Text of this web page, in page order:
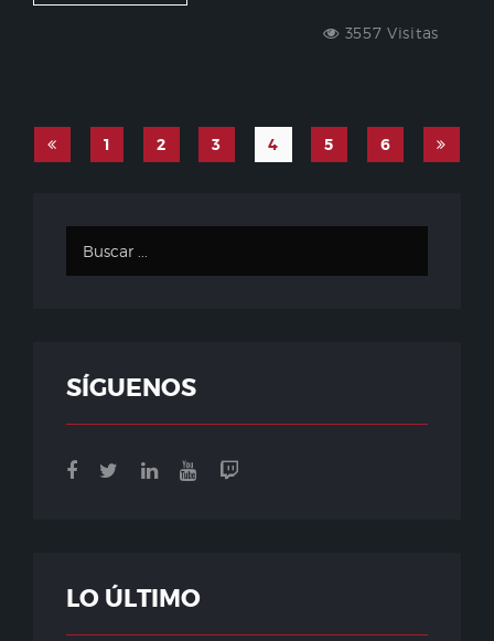
3557 Visitas
1 2 3 4 5 6
SÍGUENOS
LO ÚLTIMO